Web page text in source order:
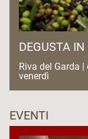
DEGUSTA
Riva del Garda
venerdì
EVENTI